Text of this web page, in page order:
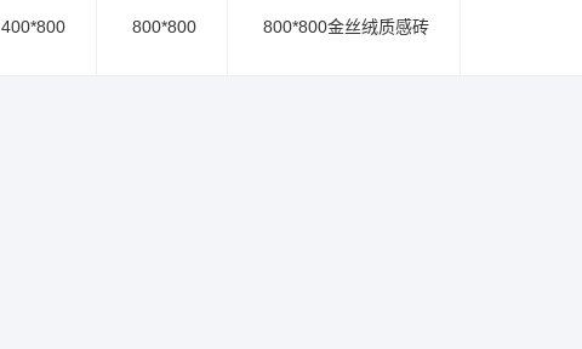
400*800 800*800 800*800金丝绒质感砖